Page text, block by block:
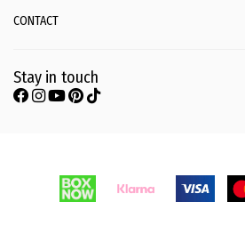
CONTACT
Stay in touch